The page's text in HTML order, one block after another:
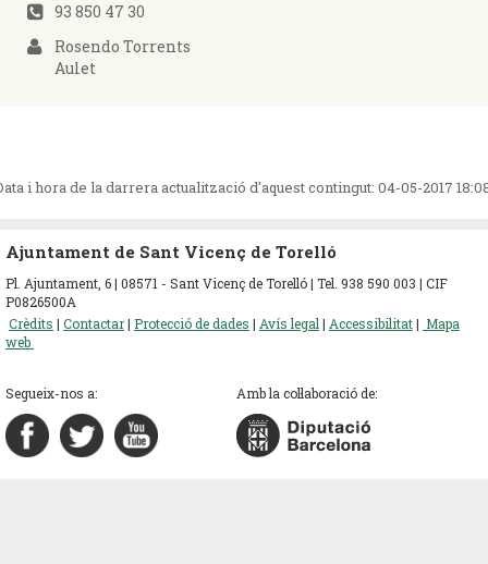
93 850 47 30
Rosendo Torrents
Aulet
i hora de la darrera actualització d'aquest contingut: 04-05-2017
Ajuntament de Sant Vicenç de Torelló
Pl. Ajuntament, 6 | 08571 - Sant Vicenç de Torelló | Tel. 938 590 003 | CIF
P0826500A
Crèdits | Contactar| Protecció de dades | Avís legal | Accessibilitat| Mapa
web
Segueix-nos a: Amb la col·laboració de: